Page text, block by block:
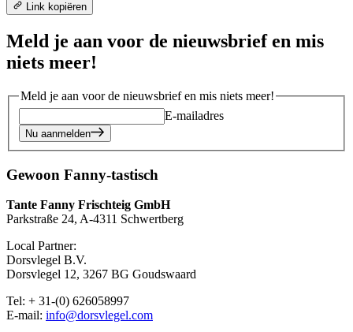
Link kopiëren
Meld je aan voor de nieuwsbrief en mis
niets meer!
Meld je aan voor de nieuwsbrief en mis niets meer!
E-mailadres
Nu aanmelden
Gewoon Fanny-tastisch
Tante Fanny Frischteig GmbH
Parkstraße 24, A-4311 Schwertberg
Local Partner:
Dorsvlegel B.V.
Dorsvlegel 12, 3267 BG Goudswaard
Tel: + 31-(0) 626058997
E-mail: info@dorsvlegel.com